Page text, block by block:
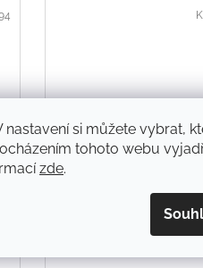
si můžete vybrat,
tohoto webu
zde.
Zadní světlo Knog Red
světla PWR Charger +
helmu
Na objednávku